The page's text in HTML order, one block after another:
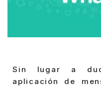
Sin lugar a
aplicación de